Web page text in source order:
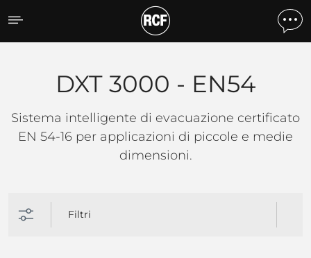
DXT 3000 - EN54
DXT 3000 - EN54
Sistema intelligente di evacuazione certificato
EN 54-16 per applicazioni di piccole e medie
dimensioni.
Filtri